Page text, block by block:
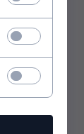
II Przelew